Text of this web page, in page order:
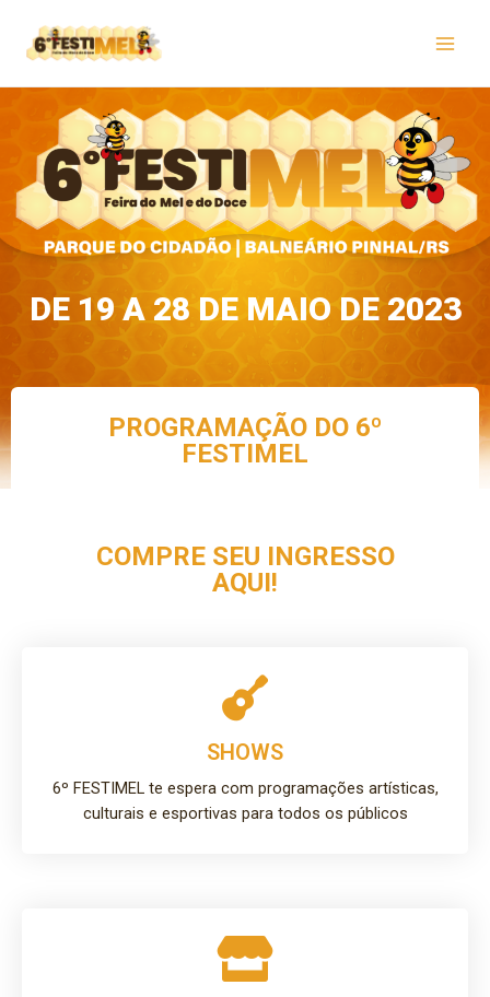
DE 19 A 28 DE MAIO DE 2023
PROGRAMAÇÃO DO 6º
FESTIMEL
COMPRE SEU INGRESSO
AQUI!
SHOWS
6º FESTIMEL te espera com programações artísticas,
culturais e esportivas para todos os públicos